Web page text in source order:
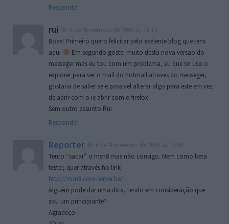
Responder
rui
Boas! Primeiro quero felicitar pelo exelente blog que tens
aqui
Em segundo gostei muito desta nova versao do
messeger mas eu tou com um problema, eu que so uso o
explorer para ver o mail do hotmail atraves do messeger,
gostaria de saber se e possivel alterar algo para este em vez
de abrir com o ie abrir com o firefox.
Sem outro assunto Rui
Responder
Reporter
Tento “sacar” o msn8 mas não consigo. Nem como beta
tester, quer através ho link
http://msn8.core-server.be/
Alguém pode dar uma dica, tendo em consideração que
sou um principiante?
Agradeço.